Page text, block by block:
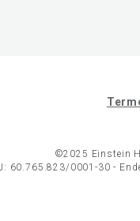
©2025 Einstein
60.765.823/0001-30 -